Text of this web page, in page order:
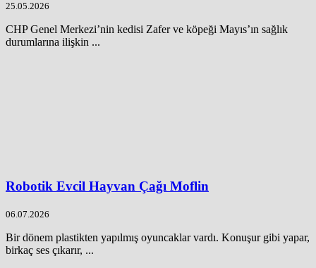
25.05.2026
CHP Genel Merkezi’nin kedisi Zafer ve köpeği Mayıs’ın sağlık
durumlarına ilişkin ...
Robotik Evcil Hayvan Çağı Moflin
06.07.2026
Bir dönem plastikten yapılmış oyuncaklar vardı. Konuşur gibi yapar,
birkaç ses çıkarır, ...